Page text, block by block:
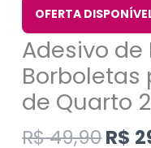
OFERTA
Adesivo de
Borboletas
de Quarto
R$49,90R$